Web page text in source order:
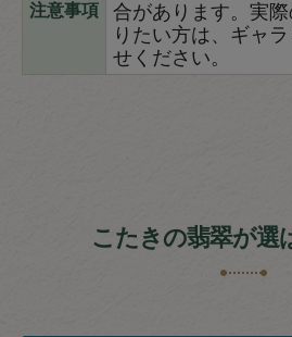
注意事項
合があります。実
りたい方は、ギャ
せください。
こたきの翡翠が選